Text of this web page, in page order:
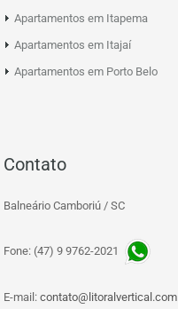
Apartamentos em Itapema
Apartamentos em Itajaí
Apartamentos em Porto Belo
Contato
Balneário Camboriú / SC
Fone: (47) 9 9762-2021
E-mail: contato@litoralvertical.com